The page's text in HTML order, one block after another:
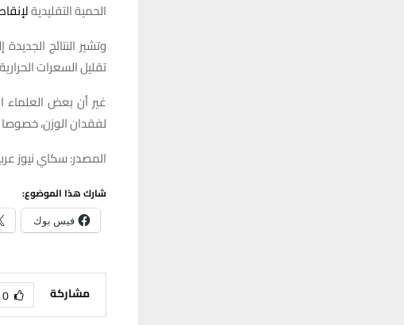
الحمية التقليدية
وتشير النتائج
تقليل السعرات
غير أن بعض العلماء
لفقدان الوزن،
المصدر: سكاي نيوز
شارك هذا الموضوع:
فيس بوك
مشاركة 0